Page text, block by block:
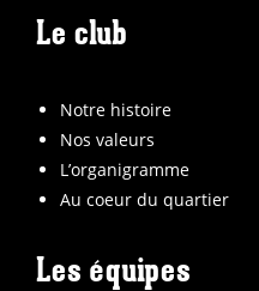
Le club
Notre histoire
Nos valeurs
L’organigramme
Au coeur du quartier
Les équipes